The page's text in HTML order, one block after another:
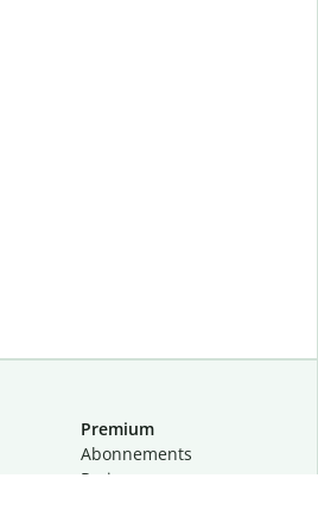
Premium
Abon­ne­ments
Preise